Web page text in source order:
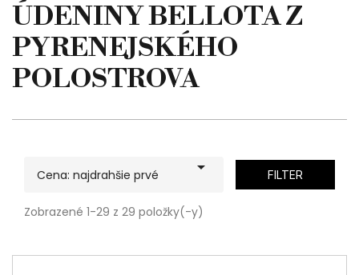
ÚDENINY BELLOTA Z
PYRENEJSKÉHO
POLOSTROVA
Cena: najdrahšie prvé  FILTER
Zobrazené 1-29 z 29 položky(-y)